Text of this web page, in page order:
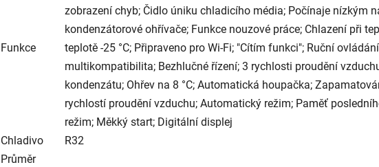
Funkce
zobrazení chyb; Čidlo úniku chladicího média; Počínaje nízkým
kondenzátorové ohřívače; Funkce nouzové práce; Chlazení při
teplotě -25 °C; Připraveno pro Wi-Fi; "Cítím funkci"; Ruční
multikompatibilita; Bezhlučné řízení; 3 rychlosti proudění
kondenzátu; Ohřev na 8 °C; Automatická houpačka;
rychlostí proudění vzduchu; Automatický režim; Paměť
režim; Měkký start; Digitální displej
Chladivo
R32
Průměr